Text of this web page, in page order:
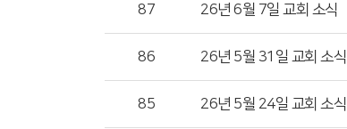
87 26년 6월 7일 교회 소식
86 26년 5월 31일 교회 소식
85 26년 5월 24일 교회 소식